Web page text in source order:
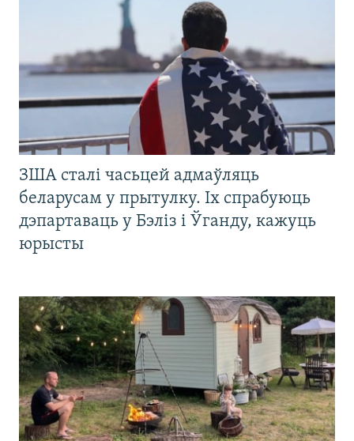
ЗША сталі часьцей адмаўляць
беларусам у прытулку. Іх спрабуюць
дэпартаваць у Бэліз і Ўганду, кажуць
юрысты